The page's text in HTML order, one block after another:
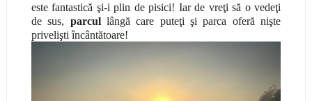
este fantastică şi-i plin de pisici! Iar de vreţi să o vedeţi
de sus, parcullângă care puteţi şi parca oferă nişte
privelişti încântătoare!